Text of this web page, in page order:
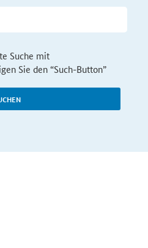
Suche mit
Sie den “Such-Button”